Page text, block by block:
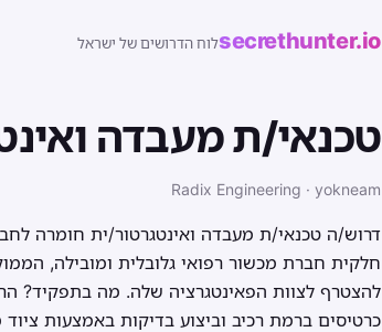
secrethunter.ioלוח הדרושים של ישראל
טכנאי/ת מעבדה
Radix Engineering · yokneam
דרוש/ה טכנאי/ת מעבדה ואינטגרטור/ית חומרה
חלקית חברת מכשור רפואי גלובלית ומובילה,
להצטרף לצוות הפאינטגרציה שלה. מה בתפקיד?
כרטיסים ברמת רכיב וביצוע בדיקות באמצעות